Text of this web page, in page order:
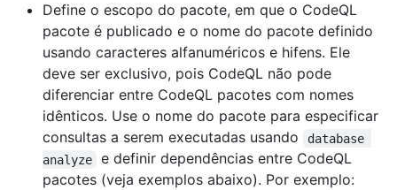
Define o escopo do pacote, em que o CodeQL
pacote é publicado e o nome do pacote definido
usando caracteres alfanuméricos e hifens. Ele
deve ser exclusivo, pois CodeQL não pode
diferenciar entre CodeQL pacotes com nomes
idênticos. Use o nome do pacote para especificar
consultas a serem executadas usando
database
analyze
e definir dependências entre CodeQL
pacotes (veja exemplos abaixo). Por exemplo: